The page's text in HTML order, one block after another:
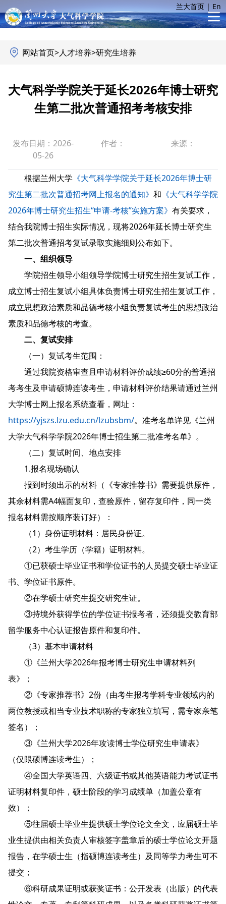
兰大首页 | En
网站首页>人才培养>研究生培养
大气科学学院关于延长2026年博士研究
生第二批次普通招考考核安排
发布日期：2026-
05-26
作者： 来源：
根据兰州大学 《大气科学学院关于延长2026年博士研
究生第二批次普通招考网上报名的通知》 和 《大气科学学院
2026年博士研究生招生“申请-考核”实施方案》 有关要求，
结合我院博士招生实际情况，现将2026年延长博士研究生
第二批次普通招考复试录取实施细则公布如下。
一、组织领导
学院招生领导小组领导学院博士研究生招生复试工作，
成立博士招生复试小组具体负责博士研究生招生复试工作，
成立思想政治素质和品德考核小组负责复试考生的思想政治
素质和品德考核的考查。
二、复试安排
（一）复试考生范围：
通过我院资格审查且申请材料评价成绩≥60分的普通招
考考生及申请硕博连读考生，申请材料评价结果请通过兰州
大学博士网上报名系统查看，网址：
https://yjszs.lzu.edu.cn/lzubsbm/。准考名单详见《兰州
大学大气科学学院2026年博士招生第二批准考名单》。
（二）复试时间、地点安排
1.报名现场确认
报到时须出示的材料（《专家推荐书》需要提供原件，
其余材料需A4幅面复印，查验原件，留存复印件，同一类
报名材料需按顺序装订好）：
（1）身份证明材料：居民身份证。
（2）考生学历（学籍）证明材料。
①已获硕士毕业证书和学位证书的人员提交硕士毕业证
书、学位证书原件。
②在学硕士研究生提交研究生证。
③持境外获得学位的学位证书报考者，还须提交教育部
留学服务中心认证报告原件和复印件。
（3）基本申请材料
①《兰州大学2026年报考博士研究生申请材料列
表》；
②《专家推荐书》2份（由考生报考学科专业领域内的
两位教授或相当专业技术职称的专家独立填写，需专家亲笔
签名）；
③《兰州大学2026年攻读博士学位研究生申请表》
（仅限硕博连读考生）；
④全国大学英语四、六级证书或其他英语能力考试证书
证明材料复印件，硕士阶段的学习成绩单（加盖公章有
效）；
⑤往届硕士毕业生提供硕士学位论文全文，应届硕士毕
业生提供由相关负责人审核签字盖章后的硕士学位论文开题
报告，在学硕士生（指硕博连读考生）及同等学力考生可不
提交；
⑥科研成果证明或获奖证书：公开发表（出版）的代表